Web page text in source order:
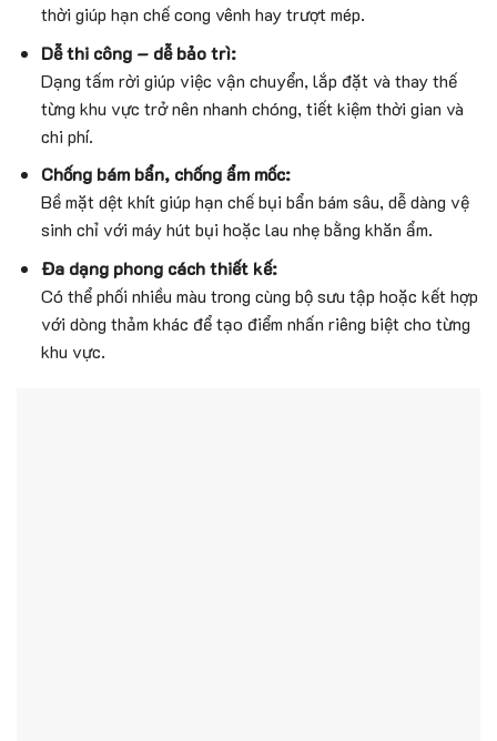
thời giúp hạn chế cong vênh hay trượt mép.
Dễ thi công – dễ bảo trì:
Dạng tấm rời giúp việc vận chuyển, lắp đặt và thay thế
từng khu vực trở nên nhanh chóng, tiết kiệm thời gian và
chi phí.
Chống bám bẩn, chống ẩm mốc:
Bề mặt dệt khít giúp hạn chế bụi bẩn bám sâu, dễ dàng vệ
sinh chỉ với máy hút bụi hoặc lau nhẹ bằng khăn ẩm.
Đa dạng phong cách thiết kế:
Có thể phối nhiều màu trong cùng bộ sưu tập hoặc kết hợp
với dòng thảm khác để tạo điểm nhấn riêng biệt cho từng
khu vực.